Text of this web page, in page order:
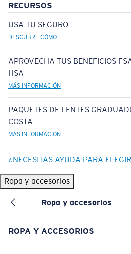
RECURSOS
USA TU SEGURO
DESCUBRE CÓMO
APROVECHA TUS BENEFICIOS
HSA
MÁS INFORMACIÓN
PAQUETES DE LENTES
COSTA
MÁS INFORMACIÓN
¿NECESITAS AYUDA PARA
Ropa y accesorios
Ropa y accesorios
ROPA Y ACCESORIOS